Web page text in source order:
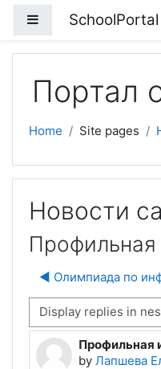
Side panel
SchoolPortal
Портал
Home Site pages
Новости
◀︎ Олимпиада по
mode
Профильная
by Лапшева
Number of